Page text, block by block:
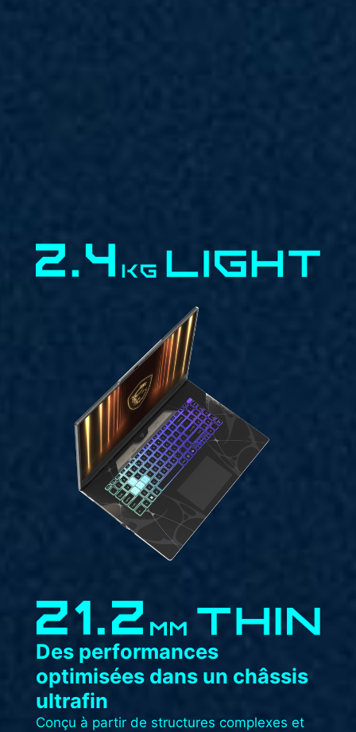
Des performances
optimisées dans un châssis
ultrafin​
Conçu à partir de structures complexes et